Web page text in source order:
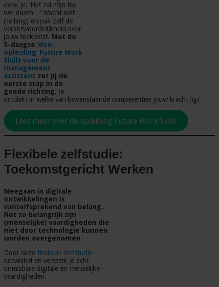
denk je: ‘Het zal mijn tijd
wel duren…’ Wacht niet
(te lang) en pak zelf de
verantwoordelijkheid over
jouw toekomst. Met de
5-daagse ‘doe-
opleiding’ Future Work
Skills voor de
management
assistent zet jij de
eerste stap in de
goede richting. Je
ontdekt in welke van bovenstaande competenties jouw kracht ligt.
Lees meer over de opleiding Future Work Skills
Flexibele zelfstudie:
Toekomstgericht Werken
Meegaan in digitale
ontwikkelingen is
vanzelfsprekend van belang.
Net zo belangrijk zijn
(menselijke) vaardigheden die
niet door technologie kunnen
worden overgenomen.
Door deze flexibele zelfstudie
ontwikkel en versterk je acht
onmisbare digitale én menselijke
vaardigheden.